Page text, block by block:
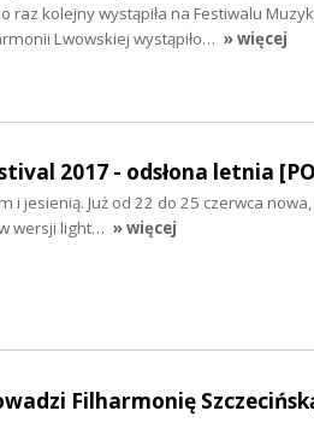
raz kolejny wystąpiła na Festiwalu
Lwowskiej wystąpiło… » więcej
2017 - odsłona letnia
i jesienią. Już od 22 do 25 czerwca
wersji light… » więcej
Filharmonię